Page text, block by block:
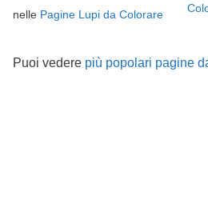
nelle Pagine Lupi da Colorare
Puoi vedere più popolari pagine